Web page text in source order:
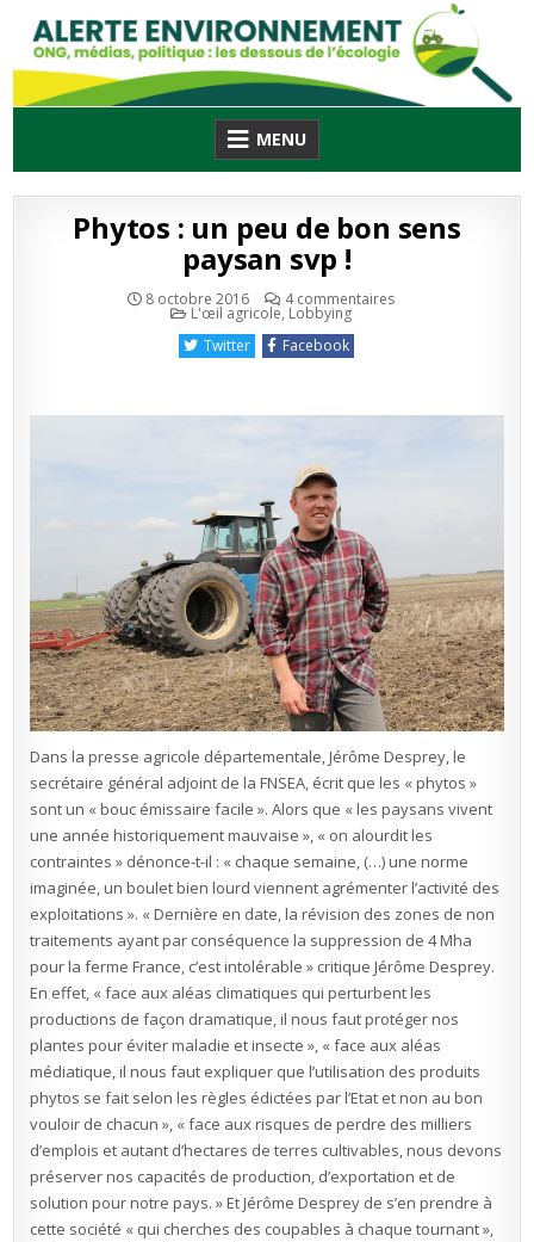
content
MENU
Phytos : un peu de bon sens
paysan svp !
8 octobre 2016 4 commentairessur
paysan
Publié
L'œil agricole, Lobbying
Twitter
Facebook
Dans la presse agricole départementale, Jérôme Desprey, le
secrétaire général adjoint de la FNSEA, écrit que les « phytos »
sont un « bouc émissaire facile ». Alors que « les paysans vivent
une année historiquement mauvaise », « on alourdit les
contraintes » dénonce-t-il : « chaque semaine, (…) une norme
imaginée, un boulet bien lourd viennent agrémenter l’activité des
exploitations ». « Dernière en date, la révision des zones de non
traitements ayant par conséquence la suppression de 4 Mha
pour la ferme France, c’est intolérable » critique Jérôme Desprey.
En effet, « face aux aléas climatiques qui perturbent les
productions de façon dramatique, il nous faut protéger nos
plantes pour éviter maladie et insecte », « face aux aléas
médiatique, il nous faut expliquer que l’utilisation des produits
phytos se fait selon les règles édictées par l’Etat et non au bon
vouloir de chacun », « face aux risques de perdre des milliers
d’emplois et autant d’hectares de terres cultivables, nous devons
préserver nos capacités de production, d’exportation et de
solution pour notre pays. » Et Jérôme Desprey de s’en prendre à
cette société « qui cherches des coupables à chaque tournant »,